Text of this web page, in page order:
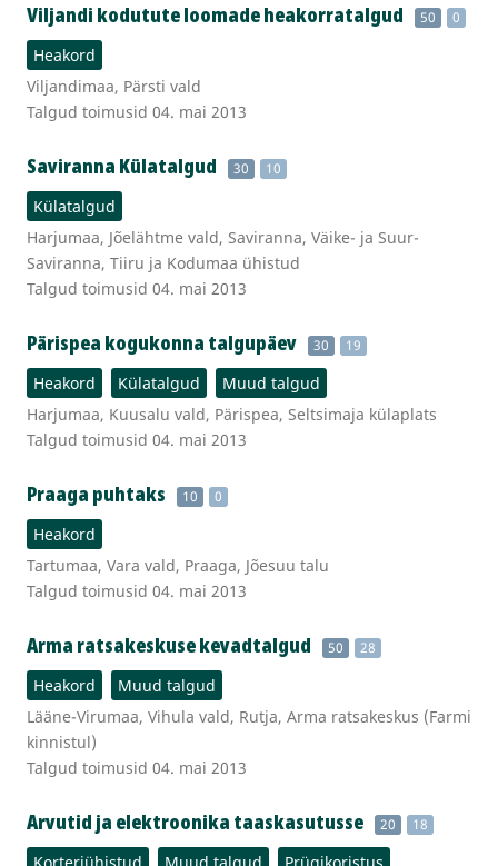
Viljandi kodutute loomade heakorratalgud 50 0
Heakord
Viljandimaa, Pärsti vald
Talgud toimusid 04. mai 2013
Saviranna Külatalgud 30 10
Külatalgud
Harjumaa, Jõelähtme vald, Saviranna, Väike- ja Suur-
Saviranna, Tiiru ja Kodumaa ühistud
Talgud toimusid 04. mai 2013
Pärispea kogukonna talgupäev 30 19
Heakord Külatalgud
Muud talgud
Harjumaa, Kuusalu vald, Pärispea, Seltsimaja külaplats
Talgud toimusid 04. mai 2013
Praaga puhtaks 10 0
Heakord
Tartumaa, Vara vald, Praaga, Jõesuu talu
Talgud toimusid 04. mai 2013
Arma ratsakeskuse kevadtalgud 50 28
Heakord
Muud talgud
Lääne-Virumaa, Vihula vald, Rutja, Arma ratsakeskus (Farmi
kinnistul)
Talgud toimusid 04. mai 2013
Arvutid ja elektroonika taaskasutusse 20 18